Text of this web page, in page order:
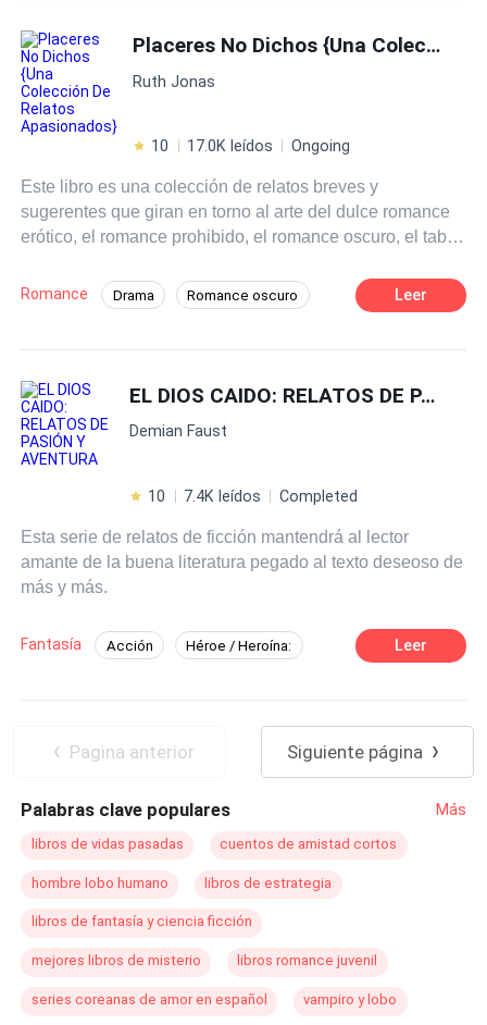
Placeres No Dichos {Una Colección De Relatos Apasionados}
Ruth Jonas
10 17.0K leídos Ongoing
Este libro es una colección de relatos breves y
sugerentes que giran en torno al arte del dulce romance
erótico, el romance prohibido, el romance oscuro, el tabú,
medida que avances por sus páginas, comenzarás a
imaginar un mundo de fantasías y explorar todas las
ya que contiene contenido gráfico que te dejará sin
aliento y con deseos de más. Este libro es
completamente ficticio, por lo que cualquier semejanza
con alguna persona o incidente es pura coincidencia.
Romance Drama Romance oscuro
Campus
Leer
EL DIOS CAIDO: RELATOS DE PASIÓN Y AVENTURA
Demian Faust
10 7.4K leídos Completed
Esta serie de relatos de ficción mantendrá al lector
amante de la buena literatura pegado al texto deseoso de
más y más.
Fantasía Acción Héroe / Heroína: Leer
Pagina anterior Siguiente página
Palabras clave populares Más
libros de vidas pasadas cuentos de amistad cortos
hombre lobo humano libros de estrategia
libros de fantasía y ciencia ficción
mejores libros de misterio libros romance juvenil
series coreanas de amor en español vampiro y lobo